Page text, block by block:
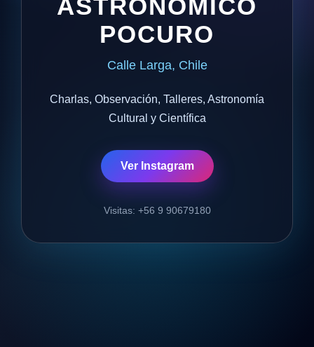
ASTRONÓMICO
POCURO
Calle Larga, Chile
Charlas, Observación, Talleres, Astronomía
Cultural y Científica
Ver Instagram
Visitas: +56 9 90679180